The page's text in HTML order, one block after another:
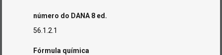
número do DANA 8 ed.
56.1.2.1
Fórmula química